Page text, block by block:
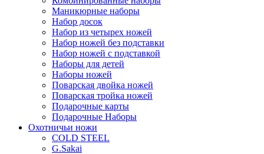
Маникюрные наборы
Набор досок
Набор из четырех ножей
Набор ножей без подставки
Набор ножей с подставкой
Наборы для детей
Наборы ножей
Поварская двойка ножей
Поварская тройка ножей
Подарочные карты
Подарочные Наборы
Охотничьи ножи
COLD STEEL
G.Sakai